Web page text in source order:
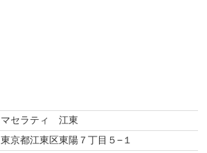
マセラティ 江東
東京都江東区東陽７丁目５−１